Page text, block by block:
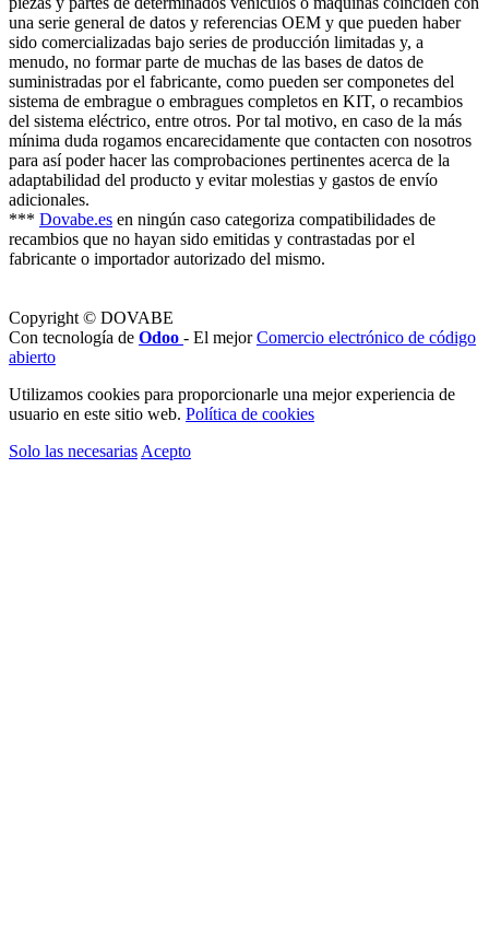
una serie general de datos y referencias OEM y que pueden haber
sido comercializadas bajo series de producción limitadas y, a
menudo, no formar parte de muchas de las bases de datos de
suministradas por el fabricante, como pueden ser componetes del
sistema de embrague o embragues completos en KIT, o recambios
del sistema eléctrico, entre otros. Por tal motivo, en caso de la más
mínima duda rogamos encarecidamente que contacten con nosotros
para así poder hacer las comprobaciones pertinentes acerca de la
adaptabilidad del producto y evitar molestias y gastos de envío
adicionales.
*** Dovabe.es en ningún caso categoriza compatibilidades de
recambios que no hayan sido emitidas y contrastadas por el
fabricante o importador autorizado del mismo.
Copyright © DOVABE
Con tecnología de Odoo - El mejorComercio electrónico de código
abierto
Utilizamos cookies para proporcionarle una mejor experiencia de
usuario en este sitio web. Política de cookies
Solo las necesarias Acepto